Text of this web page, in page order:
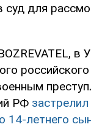
суд для
в
российского
РФ
14-летнего